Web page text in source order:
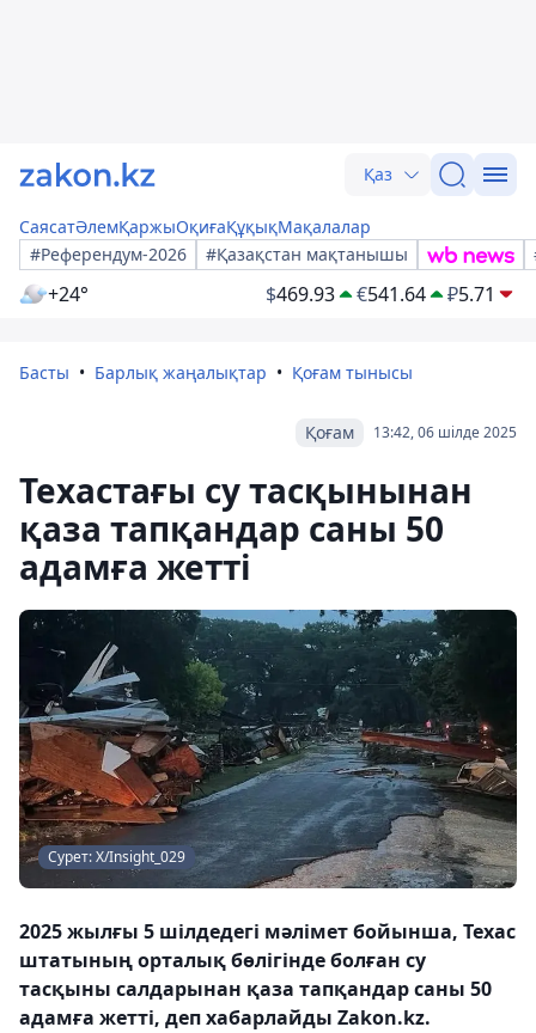
Қаз
СаясатӘлемҚаржыОқиғаҚұқықМақалалар
#Референдум-2026
#Қазақстан мақтанышы
+24° $469.93 €541.64 ₽5.71
Басты Барлық жаңалықтар Қоғам тынысы
13:42, 06 шілде 2025
Қоғам
Техастағы су тасқынынан
қаза тапқандар саны 50
адамға жетті
Сурет: Х/Insight_029
2025 жылғы 5 шілдедегі мәлімет бойынша, Техас
штатының орталық бөлігінде болған су
тасқыны салдарынан қаза тапқандар саны 50
адамға жетті, деп хабарлайды Zakon.kz.